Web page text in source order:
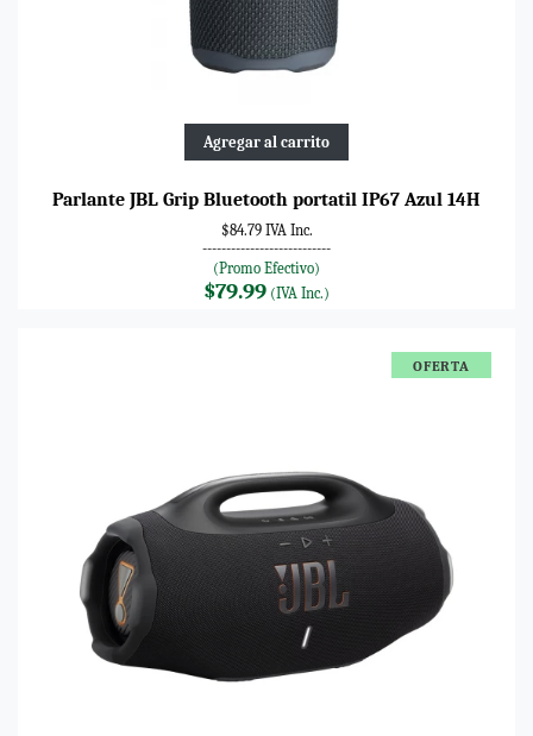
Agregar al carrito
Parlante JBL Grip Bluetooth portatil IP67 Azul 14H
$84.79 IVA Inc.
---------------------------
(Promo Efectivo)
$79.99 (IVA Inc.)
OFERTA